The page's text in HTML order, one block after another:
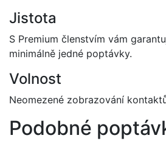
Jistota
S Premium členstvím vám
minimálně jedné poptávky.
Volnost
Neomezené zobrazování
Podobné